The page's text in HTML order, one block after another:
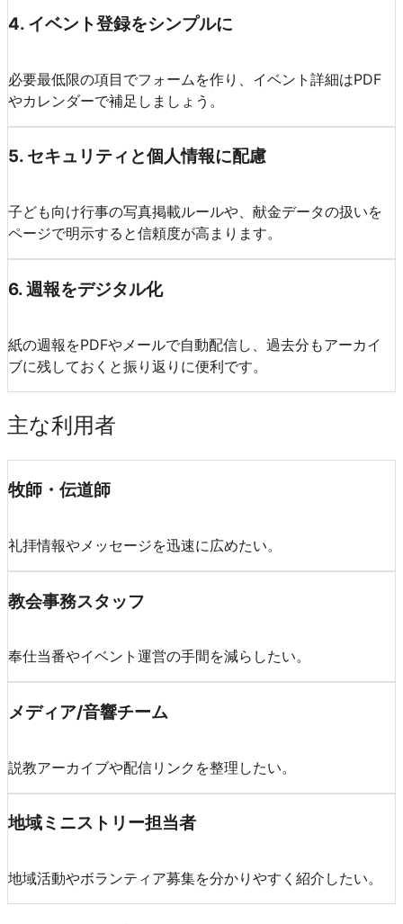
4. イベント登録をシンプルに
必要最低限の項目でフォームを作り、イベント詳細はPDF
やカレンダーで補足しましょう。
5. セキュリティと個人情報に配慮
子ども向け行事の写真掲載ルールや、献金データの扱いを
ページで明示すると信頼度が高まります。
6.週報をデジタル化
紙の週報をPDFやメールで自動配信し、過去分もアーカイ
ブに残しておくと振り返りに便利です。
主な利用者
牧師・伝道師
礼拝情報やメッセージを迅速に広めたい。
教会事務スタッフ
奉仕当番やイベント運営の手間を減らしたい。
メディア/音響チーム
説教アーカイブや配信リンクを整理したい。
地域ミニストリー担当者
地域活動やボランティア募集を分かりやすく紹介したい。